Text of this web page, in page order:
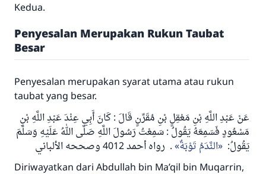
Kedua.
Penyesalan Merupakan Rukun Taubat
Besar
Penyesalan merupakan syarat utama atau rukun
taubat yang besar.
عَنْ عَبْدِ اللَّهِ بْنِ مَعْقِلٍ بْنِ مُقَرِّنٍ قَالَ : كَانَ أَبِي عِنْدَ عَبْدِ اللَّهِ بْنِ
مَسْعُودٍ فَسَمِعَهُ يَقُولُ : سَمِعْتُ رَسُولَ اللَّهِ صَلَّى اللهُ عَلَيْهِ وَسَلَّمَ
يَقُولُ: النَّدَمُ تَوْبَةٌ . رواه أحمد 4012 وصححه الألباني
Diriwayatkan dari Abdullah bin Ma’qil bin Muqarrin,